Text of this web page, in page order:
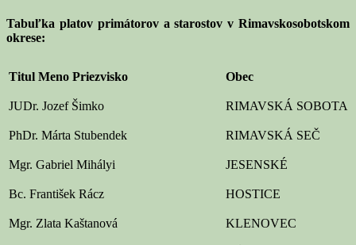
Tabuľka platov primátorov a starostov v Rimavskosobotskom
okrese:
Titul Meno Priezvisko Obec
JUDr. Jozef Šimko RIMAVSKÁ SOBOTA
PhDr. Márta Stubendek RIMAVSKÁ SEČ
Mgr. Gabriel Mihályi JESENSKÉ
Bc. František Rácz HOSTICE
Mgr. Zlata Kaštanová KLENOVEC